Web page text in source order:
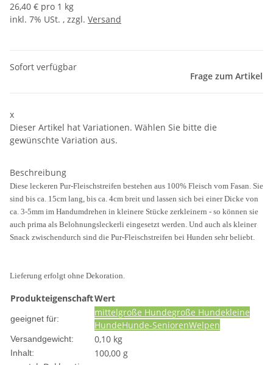
26,40 € pro 1 kg
inkl. 7% USt. , zzgl. Versand
Sofort verfügbar
Frage zum Artikel
x
Dieser Artikel hat Variationen. Wählen Sie bitte die
gewünschte Variation aus.
Beschreibung
Diese leckeren Pur-Fleischstreifen bestehen aus 100% Fleisch vom Fasan. Sie
sind bis ca. 15cm lang, bis ca. 4cm breit und lassen sich bei einer Dicke von
ca. 3-5mm im Handumdrehen in kleinere Stücke zerkleinern - so können sie
auch prima als Belohnungsleckerli eingesetzt werden. Und auch als kleiner
Snack zwischendurch sind die Pur-Fleischstreifen bei Hunden sehr beliebt.
Lieferung erfolgt ohne Dekoration.
ProdukteigenschaftWert
geeignet für:
mittelgroße Hundegroße Hundekleine
HundeHunde-SeniorenWelpen
Versandgewicht: 0,10 kg
Inhalt:
100,00 g